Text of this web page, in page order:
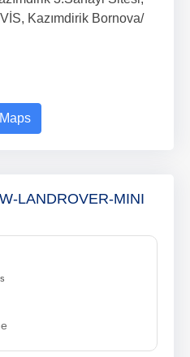
Kazımdirik Bornova/
LANDROVER-MINI